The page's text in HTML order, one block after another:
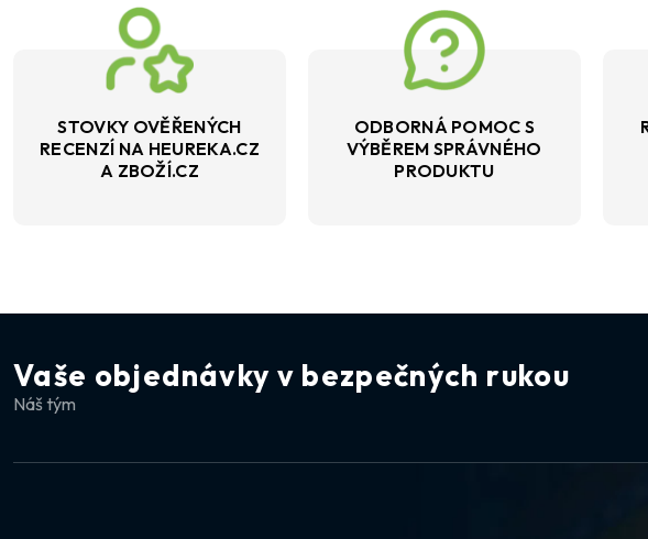
STOVKY OVĚŘENÝCH
RECENZÍ NA HEUREKA.CZ
A ZBOŽÍ.CZ
ODBORNÁ POMOC S
VÝBĚREM SPRÁVNÉHO
PRODUKTU
Vaše objednávky v bezpečných rukou
Náš tým